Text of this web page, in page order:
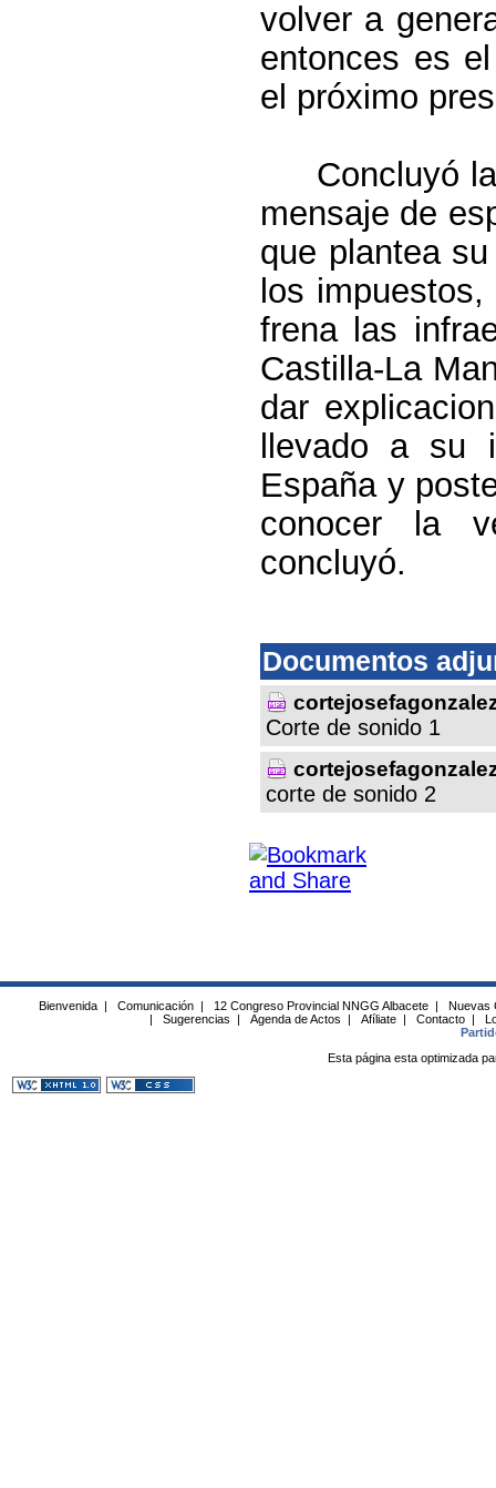
volver a
entonces es
el próximo
Concluyó
mensaje de
que plantea
los
frena las
Castilla-La
dar
llevado a su
España y
conocer la
concluyó.
Documentos
Corte de sonido 1
corte de sonido 2
Bienvenida | Comunicación | 12 Congreso Provincial NNGG Albacete |
Nuevas
|
Sugerencias | Agenda de Actos | Afíliate | Contacto |
Esta página esta optimizada